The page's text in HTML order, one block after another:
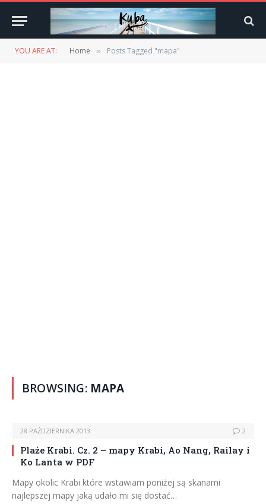
YOU ARE AT: Home » Posts Tagged "mapa"
BROWSING: MAPA
28 PAŹDZIERNIKA 2013 2
Plaże Krabi. Cz. 2 – mapy Krabi, Ao Nang, Railay i
Ko Lanta w PDF
Mapy okolic Krabi które wstawiam poniżej są skanami
najlepszej mapy jaką udało mi się dostać…